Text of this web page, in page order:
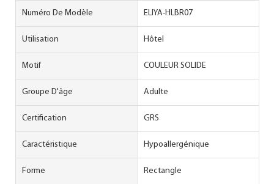
Numéro De Modèle ELIYA-HLBR07
Utilisation Hôtel
Motif COULEUR SOLIDE
Groupe D'âge Adulte
Certification GRS
Caractéristique Hypoallergénique
Forme Rectangle